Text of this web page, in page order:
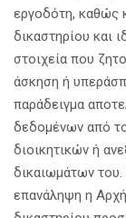
εργοδότη, καθώς
δικαστηρίου και
στοιχεία που
άσκηση ή
παράδειγμα
δεδομένων από
διοικητικών ή
δικαιωμάτων του.
επανάληψη η